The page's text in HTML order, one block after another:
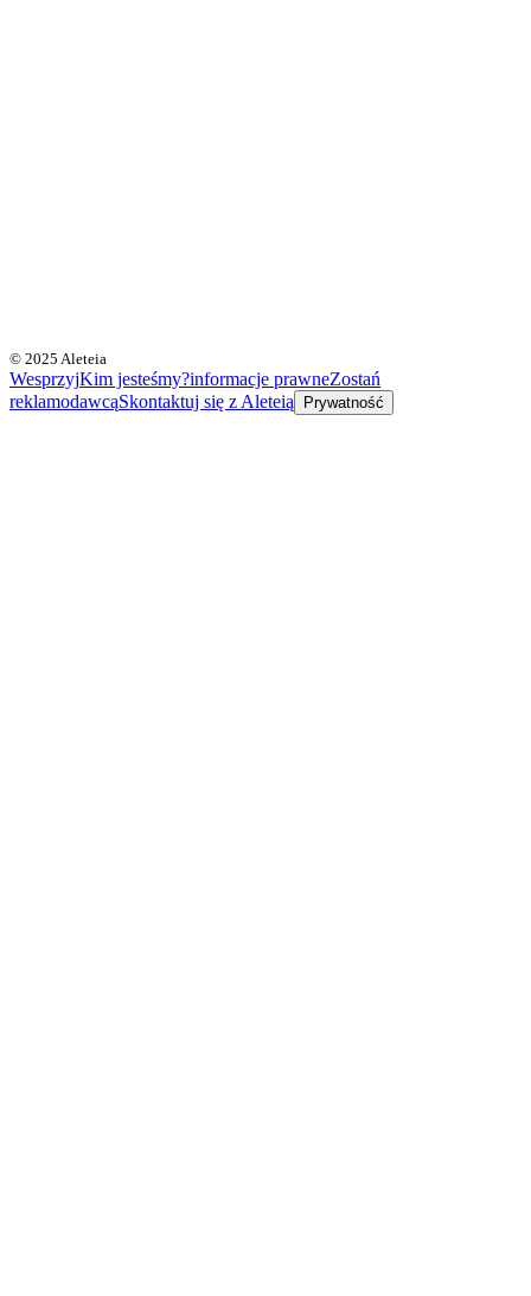
© 2025 Aleteia
WesprzyjKim jesteśmy?informacje prawneZostań
reklamodawcąSkontaktuj się z Aleteią Prywatność